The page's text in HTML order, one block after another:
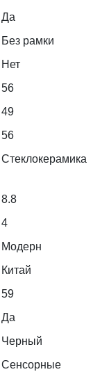
Да
Без рамки
Нет
56
49
56
Cтеклокерамика
8.8
4
Модерн
Китай
59
Да
Черный
Сенсорные